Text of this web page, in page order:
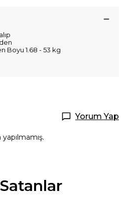
Boyu 1.68 - 53 kg
Yorum Yap